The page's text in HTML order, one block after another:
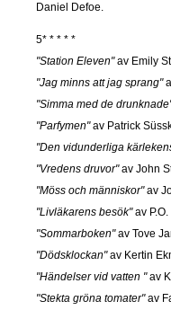
Daniel Defoe.
5* * * * *
"Station Eleven"av Emily
"Jag minns att jag sprang"
"Simma med de
"Parfymen"av Patrick
"Den vidunderliga
"Vredens druvor"av John
"Möss och människor"av
"Livläkarens besök"av
"Sommarboken"av Tove
"Dödsklockan"av Kertin
"Händelser vid vatten "av
"Stekta gröna tomater"av